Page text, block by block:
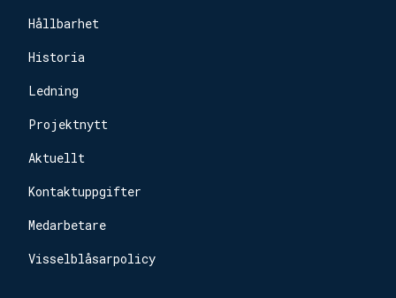
Hållbarhet
Historia
Ledning
Projektnytt
Aktuellt
Kontaktuppgifter
Medarbetare
Visselblåsarpolicy